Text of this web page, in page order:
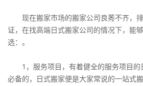
现在搬家市场的搬家公司良莠不齐，
证，在找高端日式搬家公司的情况下，能
选：。
1，服务项目，有着健全的服务项目的
必备的，日式搬家便是大家常说的一站式